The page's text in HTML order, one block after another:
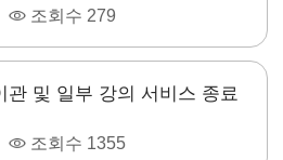
조회수 279
관 및 일부 강의 서비스 종료
조회수 1355